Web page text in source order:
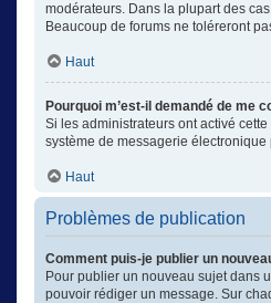
modérateurs. Dans la plupart des
Beaucoup de forums ne toléreront
Haut
Pourquoi m’est-il demandé de me
Si les administrateurs ont activé
système de messagerie
Haut
Problèmes de publication
Comment puis-je publier un
Pour publier un nouveau sujet dans
pouvoir rédiger un message. Sur